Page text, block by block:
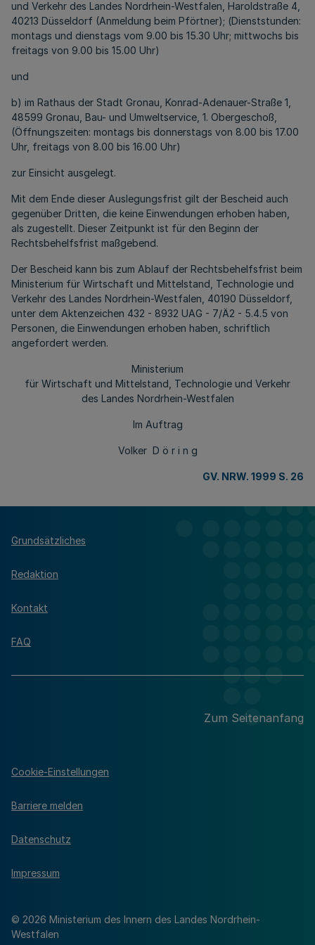
und Verkehr des Landes Nordrhein-Westfalen, Haroldstraße 4,
40213 Düsseldorf (Anmeldung beim Pförtner); (Dienststunden:
montags und dienstags vom 9.00 bis 15.30 Uhr; mittwochs bis
freitags von 9.00 bis 15.00 Uhr)
und
b) im Rathaus der Stadt Gronau, Konrad-Adenauer-Straße 1,
48599 Gronau, Bau- und Umweltservice, 1. Obergeschoß,
(Öffnungszeiten: montags bis donnerstags von 8.00 bis 17.00
Uhr, freitags von 8.00 bis 16.00 Uhr)
zur Einsicht ausgelegt.
Mit dem Ende dieser Auslegungsfrist gilt der Bescheid auch
gegenüber Dritten, die keine Einwendungen erhoben haben,
als zugestellt. Dieser Zeitpunkt ist für den Beginn der
Rechtsbehelfsfrist maßgebend.
Der Bescheid kann bis zum Ablauf der Rechtsbehelfsfrist beim
Ministerium für Wirtschaft und Mittelstand, Technologie und
Verkehr des Landes Nordrhein-Westfalen, 40190 Düsseldorf,
unter dem Aktenzeichen 432 - 8932 UAG - 7/Ä2 - 5.4.5 von
Personen, die Einwendungen erhoben haben, schriftlich
angefordert werden.
Ministerium
für Wirtschaft und Mittelstand, Technologie und Verkehr
des Landes Nordrhein-Westfalen
Im Auftrag
Volker D ö r i n g
GV. NRW. 1999 S. 26
Grundsätzliches
Redaktion
Kontakt
FAQ
Zum Seitenanfang
© 2026 Ministerium des Innern des Landes Nordrhein-
Westfalen
Cookie-Einstellungen
Barriere melden
Datenschutz
Impressum